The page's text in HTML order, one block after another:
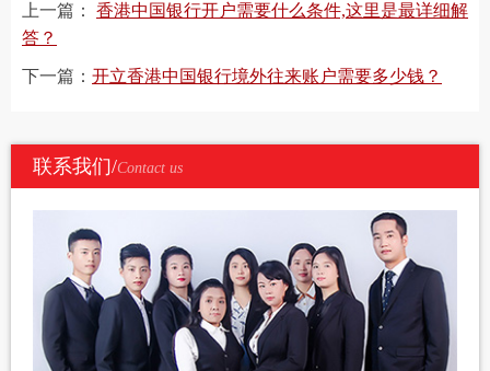
上一篇： 香港中国银行开户需要什么条件,这里是最详细解
答？
下一篇： 开立香港中国银行境外往来账户需要多少钱？
联系我们/Contact us